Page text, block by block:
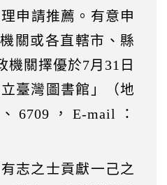
申請推薦。有意申
關或各直轄市、縣
機關擇優於7月31日
臺灣圖書館」（地
6709，E-mail：
志之士貢獻一己之